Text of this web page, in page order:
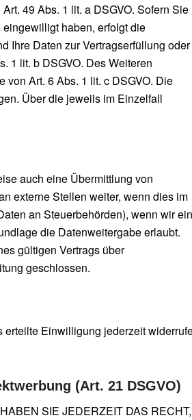
49 Abs. 1 lit. a DSGVO. Sofern Sie
haben, erfolgt die
Ihre Daten zur Vertragserfüllung oder
1 lit. b DSGVO. Des Weiteren
Art. 6 Abs. 1 lit. c DSGVO. Die
Über die jeweils im Einzelfall
auch eine Übermittlung von
externe Stellen weiter, wenn dies im
an Steuerbehörden), wenn wir ein
die Datenweitergabe erlaubt.
gültigen Vertrags über
geschlossen.
Einwilligung jederzeit
(Art. 21 DSGVO)
SIE JEDERZEIT DAS RECHT,